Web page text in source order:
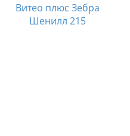
Витео плюс Зебра
Шенилл 215